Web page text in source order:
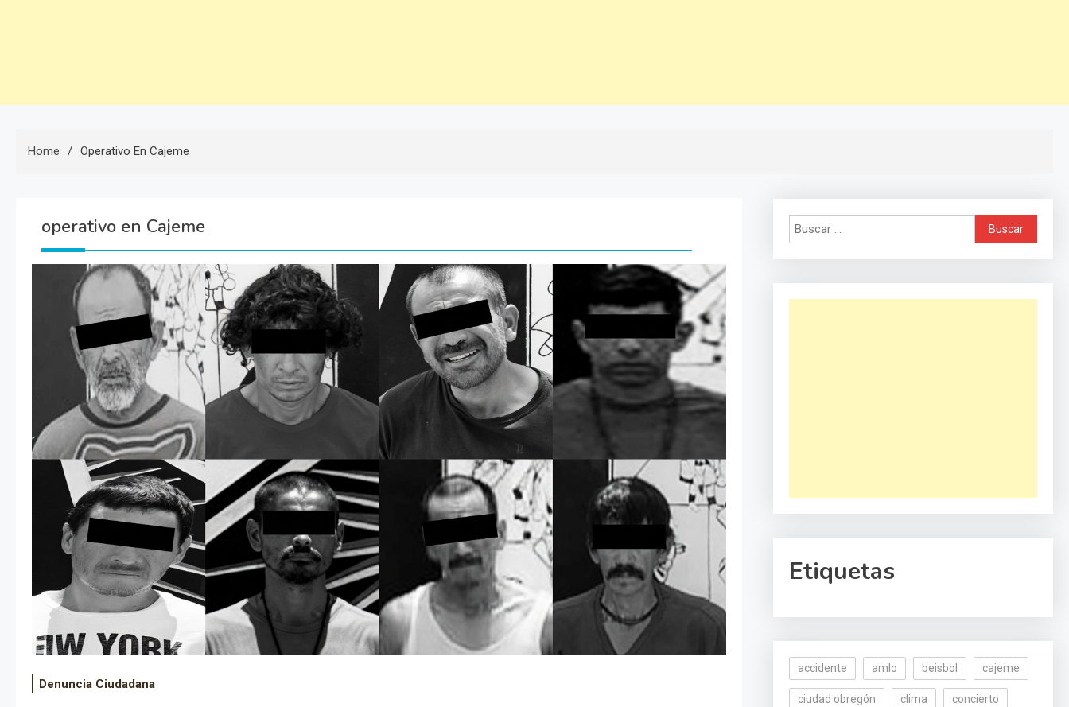
Home Operativo En Cajeme
operativo en Cajeme
Denuncia Ciudadana
Buscar:
Etiquetas
accidente amlo beisbol cajeme
ciudad obregón clima concierto